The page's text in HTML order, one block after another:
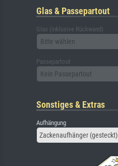
Glas & Passepartout
Glas (inklusive Rückwand)
Bitte wählen
Passepartout
Kein Passepartout
Sonstiges & Extras
Aufhängung
Zackenaufhänger (gesteckt)